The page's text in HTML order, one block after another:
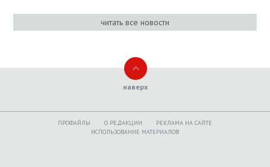
читать все новости
наверх
ПРОФАЙЛЫ O РЕДАКЦИИ
РЕКЛАМА НА САЙТЕ
ИСПОЛЬЗОВАНИЕ МАТЕРИАЛОВ